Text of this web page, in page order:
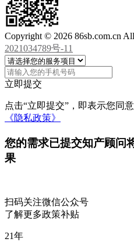
Copyright © 2026 86sb.com.cn
2021034789号-11
立即提交
点击“立即提交”，即表示您同
《隐私政策》
您的需求已提交知产顾问
果
扫码关注微信公众号
了解更多政策补贴
21年